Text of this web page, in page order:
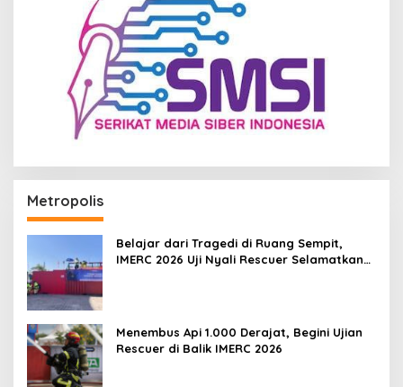
Metropolis
Belajar dari Tragedi di Ruang Sempit,
IMERC 2026 Uji Nyali Rescuer Selamatkan
Menembus Api 1.000 Derajat, Begini Ujian
Rescuer di Balik IMERC 2026